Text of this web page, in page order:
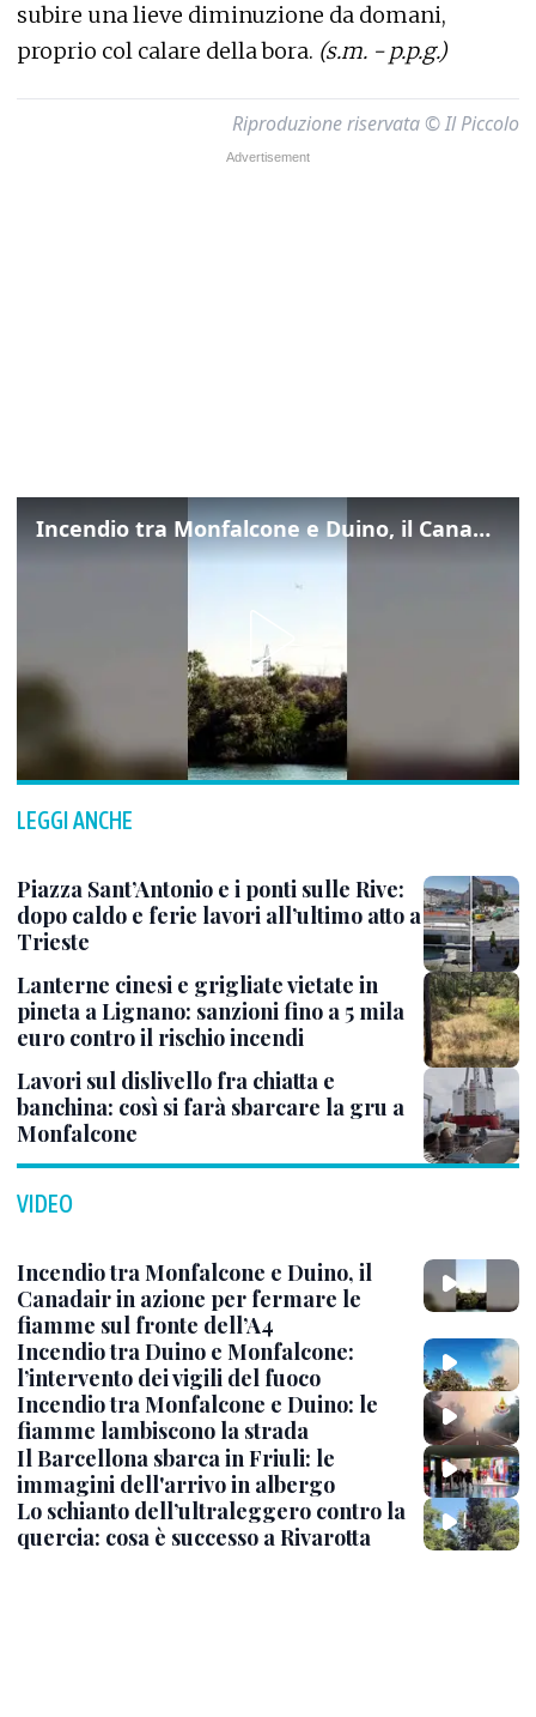
subire una lieve diminuzione da domani,
proprio col calare della bora. (s.m. - p.p.g.)
Riproduzione riservata © Il Piccolo
Incendio tra Monfalcone e Duino, il Canadair in azione per fermare le fiamme sul fronte dell’A4
LEGGI ANCHE
Piazza Sant’Antonio e i ponti sulle Rive:
dopo caldo e ferie lavori all’ultimo atto a
Trieste
Lanterne cinesi e grigliate vietate in
pineta a Lignano: sanzioni fino a 5 mila
euro contro il rischio incendi
Lavori sul dislivello fra chiatta e
banchina: così si farà sbarcare la gru a
Monfalcone
VIDEO
Incendio tra Monfalcone e Duino, il
Canadair in azione per fermare le
fiamme sul fronte dell’A4
Incendio tra Duino e Monfalcone:
l’intervento dei vigili del fuoco
Incendio tra Monfalcone e Duino: le
fiamme lambiscono la strada
Il Barcellona sbarca in Friuli: le
immagini dell'arrivo in albergo
Lo schianto dell’ultraleggero contro la
quercia: cosa è successo a Rivarotta